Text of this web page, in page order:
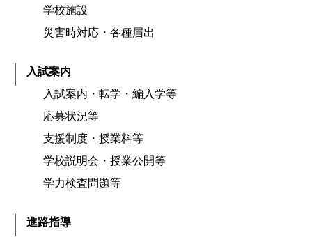
学校施設
災害時対応・各種届出
入試案内
入試案内・転学・編入学等
応募状況等
支援制度・授業料等
学校説明会・授業公開等
学力検査問題等
進路指導